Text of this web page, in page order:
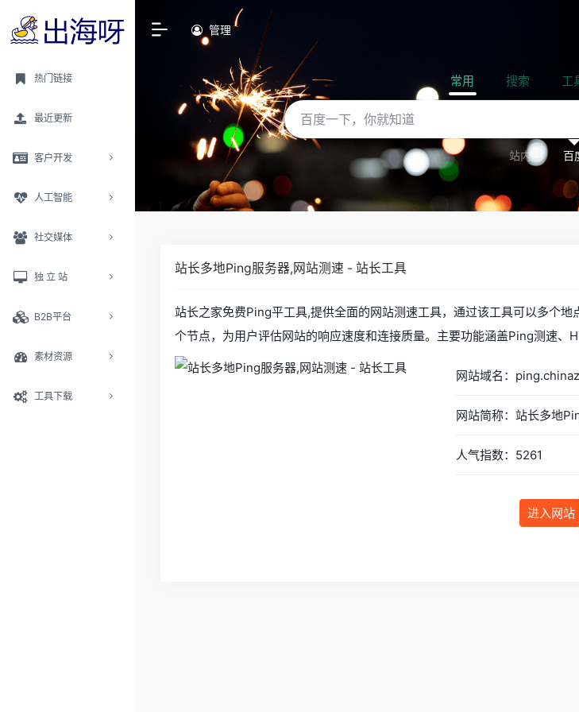
热门链接
最近更新
客户开发
人工智能
社交媒体
独 立 站
B2B平台
素材资源
工具下载
管理
常用 搜索 工
站内 百
站长多地Ping服务器,网站测速 - 站长工具
站长之家免费Ping平工具,提供全面的网站测速工具，通过该工具可以多个
个节点，为用户评估网站的响应速度和连接质量。主要功能涵盖Ping测速、
网站域名：
人气指数：5261
进入网站